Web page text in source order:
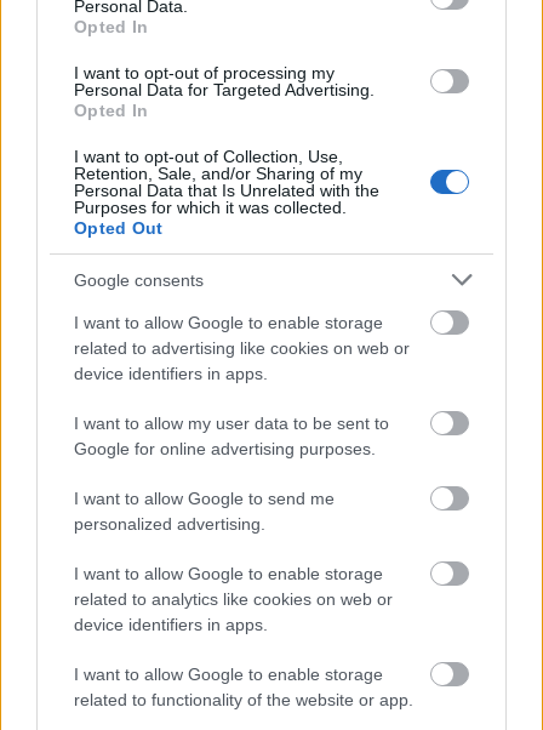
Personal Data.
Opted In
I want to opt-out of processing my
Personal Data for Targeted Advertising.
Opted In
I want to opt-out of Collection, Use,
Retention, Sale, and/or Sharing of my
Personal Data that Is Unrelated with the
Purposes for which it was collected.
Opted Out
Google consents
I want to allow Google to enable storage
related to advertising like cookies on web or
device identifiers in apps.
I want to allow my user data to be sent to
Google for online advertising purposes.
I want to allow Google to send me
personalized advertising.
I want to allow Google to enable storage
related to analytics like cookies on web or
device identifiers in apps.
I want to allow Google to enable storage
related to functionality of the website or app.
kívülmaradásukat, hogy a világ túlságosan felgyorsult,
útján. Számomra elképesztően lassú! Ez az
ellentmondásos életérzés – mely fakadhat nyugtalan,
tükröződik az előadásban is”.